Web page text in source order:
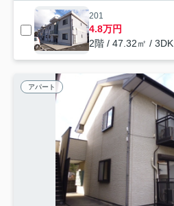
201
4.8万円
2階 / 47.32㎡ / 3DK
アパート